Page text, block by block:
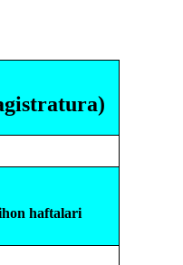
)
haftalari